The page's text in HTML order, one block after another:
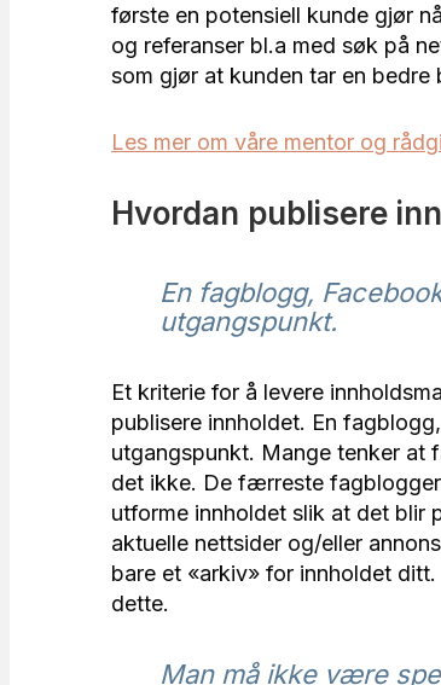
første en potensiell kunde gjør
og referanser bl.a med søk på
som gjør at kunden tar en bedre
Les mer om våre mentor og
Hvordan publisere
En fagblogg,
utgangspunkt.
Et kriterie for å levere
publisere innholdet. En
utgangspunkt. Mange tenker at
det ikke. De færreste
utforme innholdet slik at det blir
aktuelle nettsider og/eller
bare et «arkiv» for innholdet
dette.
Man må ikke være